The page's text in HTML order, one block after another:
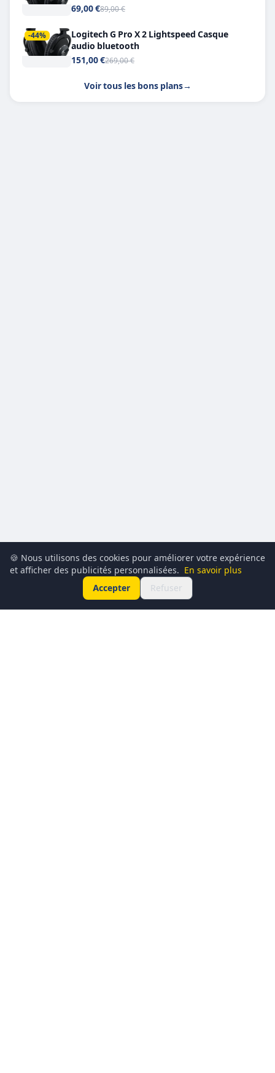
Headphone X 7.1
69,00 €89,00 €
-44%
Logitech G Pro X 2 Lightspeed Casque
audio bluetooth
151,00 €269,00 €
Voir tous les bons plans→
🍪 Nous utilisons des cookies pour améliorer votre expérience
et afficher des publicités personnalisées. En savoir plus
Accepter
Refuser